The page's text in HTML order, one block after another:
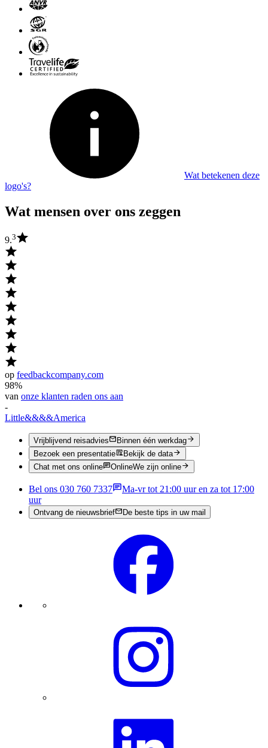
Wat betekenen deze
logo's?
Wat mensen over ons zeggen
9.3
op feedbackcompany.com
98%
van onze klanten raden ons aan
-
Little&&&&America
Vrijblijvend reisadvies
Binnen één werkdag
Bezoek een presentatie
Bekijk de data
Chat met ons online
OnlineWe zijn online
Bel ons 030 760 7337
Ma-vr tot 21:00 uur en za tot 17:00
uur
Ontvang de nieuwsbrief De beste tips in uw mail